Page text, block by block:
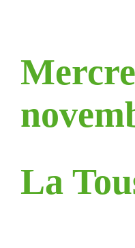
La